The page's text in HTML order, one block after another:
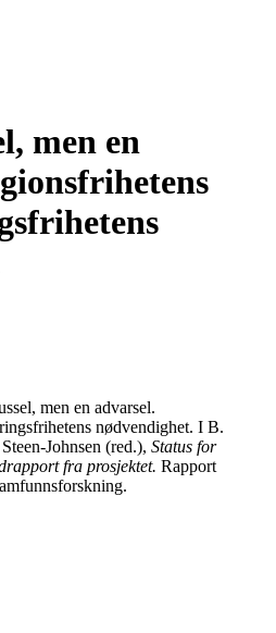
men en
men en advarsel.
nødvendighet. I B.
Johnsen (red.), Status for
fra prosjektet. Rapport